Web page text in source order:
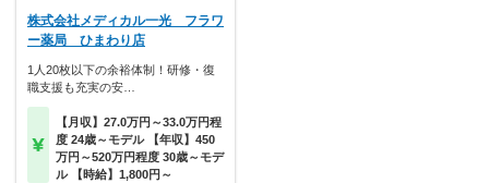
株式会社メディカル一光 フラワ
ー薬局 ひまわり店
1人20枚以下の余裕体制！研修・復
職支援も充実の安…
【月収】27.0万円～33.0万円程
度 24歳～モデル 【年収】450
万円～520万円程度 30歳～モデ
ル 【時給】1,800円～